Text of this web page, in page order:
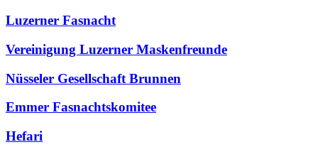
Luzerner Fasnacht
Vereinigung Luzerner Maskenfreunde
Nüsseler Gesellschaft Brunnen
Emmer Fasnachtskomitee
Hefari